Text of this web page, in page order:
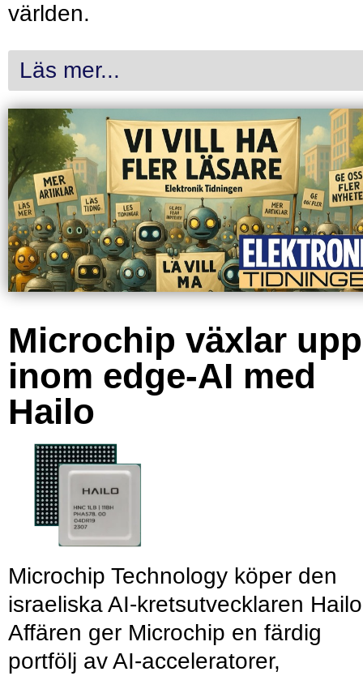
världen.
Läs mer...
Microchip växlar upp
inom edge-AI med
Hailo
Microchip Technology köper den
israeliska AI-kretsutvecklaren
Affären ger Microchip en färdig
portfölj av AI-acceleratorer,